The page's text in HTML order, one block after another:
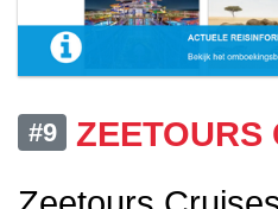
#9
ZEETOURS